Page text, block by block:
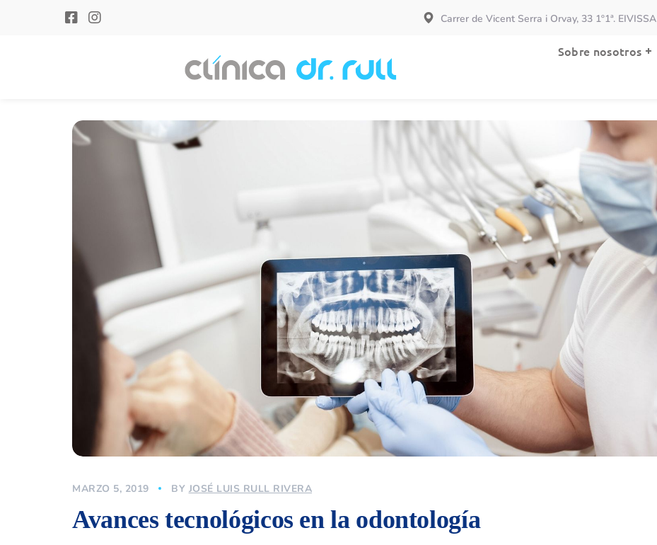
Carrer de Vicent Serra i Orvay, 33 1º1ª. EIVISSA
Sobre nosotros
Especialidades
MARZO 5, 2019 BY JOSÉ LUIS RULL RIVERA
Avances tecnológicos en la odontología